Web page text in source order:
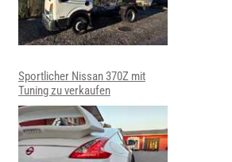
Sportlicher Nissan 370Z mit
Tuning zu verkaufen